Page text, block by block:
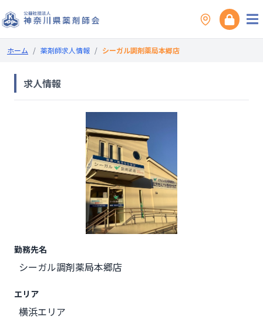
ホーム / 薬剤師求人情報 / シーガル調剤薬局本郷店
求人情報
勤務先名
シーガル調剤薬局本郷店
エリア
横浜エリア